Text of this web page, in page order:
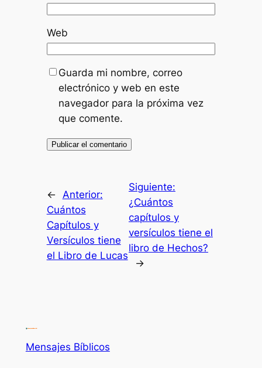
Web
Guarda mi nombre, correo
electrónico y web en este
navegador para la próxima vez
que comente.
← Anterior:
Cuántos
Capítulos y
Versículos tiene
el Libro de Lucas
Siguiente:
¿Cuántos
capítulos y
versículos tiene el
libro de Hechos?
→
Mensajes Bíblicos